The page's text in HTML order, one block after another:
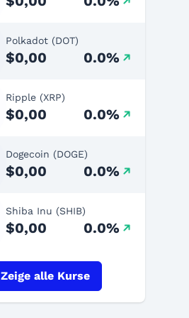
Polkadot (DOT)
$0,00 0.0%
Ripple (XRP)
$0,00 0.0%
Dogecoin (DOGE)
$0,00 0.0%
Shiba Inu (SHIB)
$0,00 0.0%
Zeige alle Kurse